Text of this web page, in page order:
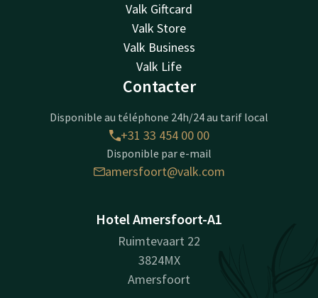
Valk Giftcard
Valk Store
Valk Business
Valk Life
Contacter
Disponible au téléphone 24h/24 au tarif local
+31 33 454 00 00
Disponible par e-mail
amersfoort@valk.com
Hotel Amersfoort-A1
Ruimtevaart 22
3824MX
Amersfoort